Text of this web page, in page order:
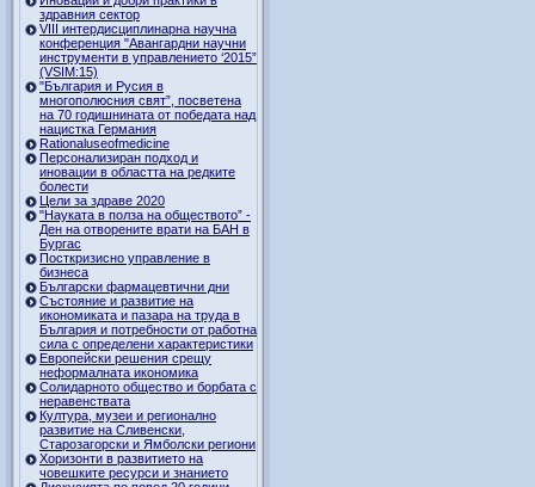
здравния сектор
VIII интердисциплинарна научна
конференция "Авангардни научни
инструменти в управлението ‘2015”
(VSIM:15)
"България и Русия в
многополюсния свят”, посветена
на 70 годишнината от победата над
нацистка Германия
Rationaluseofmedicine
Персонализиран подход и
иновации в областта на редките
болести
Цели за здраве 2020
"Науката в полза на обществото” -
Ден на отворените врати на БАН в
Бургас
Посткризисно управление в
бизнеса
Български фармацевтични дни
Състояние и развитие на
икономиката и пазара на труда в
България и потребности от работна
сила с определени характеристики
Европейски решения срещу
неформалната икономика
Солидарното общество и борбата с
неравенствата
Култура, музеи и регионално
развитие на Сливенски,
Старозагорски и Ямболски региони
Хоризонти в развитието на
човешките ресурси и знанието